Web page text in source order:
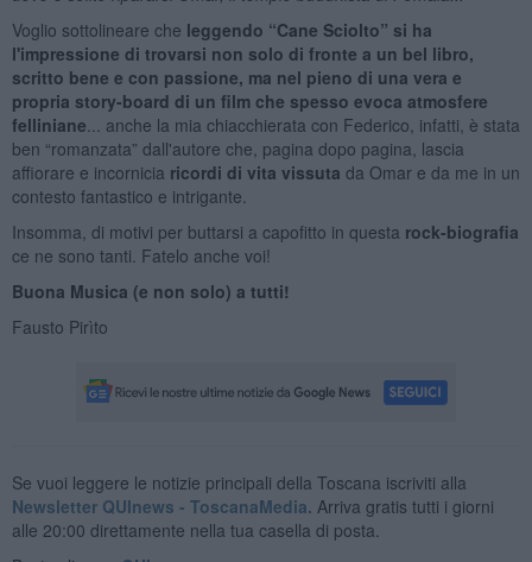
Voglio sottolineare che leggendo “Cane Sciolto” si ha
l'impressione di trovarsi non solo di fronte a un bel libro,
scritto bene e con passione, ma nel pieno di una vera e
propria story-board di un film che spesso evoca atmosfere
felliniane ... anche la mia chiacchierata con Federico, infatti, è stata
ben “romanzata” dall'autore che, pagina dopo pagina, lascia
affiorare e incornicia ricordi di vita vissuta da Omar e da me in un
contesto fantastico e intrigante.
Insomma, di motivi per buttarsi a capofitto in questa rock-biografia
ce ne sono tanti. Fatelo anche voi!
Buona Musica (e non solo) a tutti!
Fausto Pirìto
Se vuoi leggere le notizie principali della Toscana iscriviti alla
Newsletter QUInews - ToscanaMedia. Arriva gratis tutti i giorni
alle 20:00 direttamente nella tua casella di posta.